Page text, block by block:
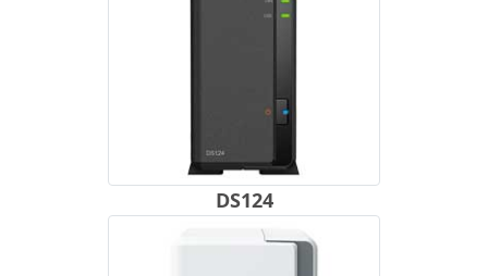
DS124